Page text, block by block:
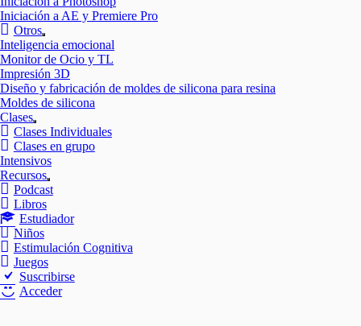
Iniciación a AE y Premiere Pro
Otros
Mostrar
el
submenú
Inteligencia emocional
Monitor de Ocio y TL
Impresión 3D
Diseño y fabricación de moldes de silicona para resina
Moldes de silicona
Clases
Mostrar
el
submenú
Clases Individuales
Clases en grupo
Intensivos
Recursos
Mostrar
el
Podcast
Libros
Estudiador
Niños
Estimulación Cognitiva
Juegos
Suscribirse
Acceder